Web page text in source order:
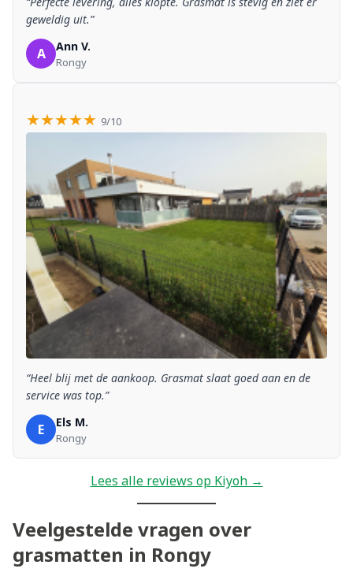
geweldig uit.”
A Ann V.
Rongy
★★★★★ 9/10
“Heel blij met de aankoop. Grasmat slaat goed aan en de
service was top.”
E Els M.
Rongy
Lees alle reviews op Kiyoh →
Veelgestelde vragen over
grasmatten in Rongy